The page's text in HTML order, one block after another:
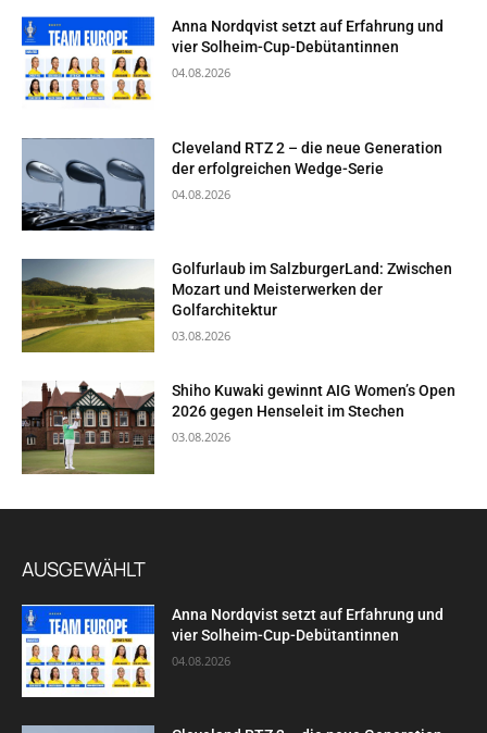
Anna Nordqvist setzt auf Erfahrung und
vier Solheim-Cup-Debütantinnen
04.08.2026
Cleveland RTZ 2 – die neue Generation
der erfolgreichen Wedge-Serie
04.08.2026
Golfurlaub im SalzburgerLand: Zwischen
Mozart und Meisterwerken der
Golfarchitektur
03.08.2026
Shiho Kuwaki gewinnt AIG Women’s Open
2026 gegen Henseleit im Stechen
03.08.2026
AUSGEWÄHLT
Anna Nordqvist setzt auf Erfahrung und
vier Solheim-Cup-Debütantinnen
04.08.2026